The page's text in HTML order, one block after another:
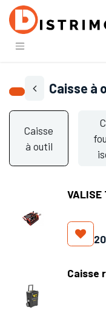
Caisse à
Caisse
à outil
VALISE
Caisse